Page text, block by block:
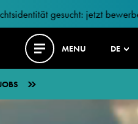
gesucht: jetzt
MENU DE